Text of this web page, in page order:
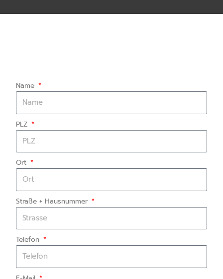
Name
PLZ
Ort
Straße + Hausnummer
Telefon